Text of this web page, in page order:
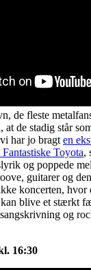
de fleste
de stadig står
har jo bragt en
Toyota,
og poppede
guitarer og
koncerten, hvor
kan blive et stærkt
og
16:30